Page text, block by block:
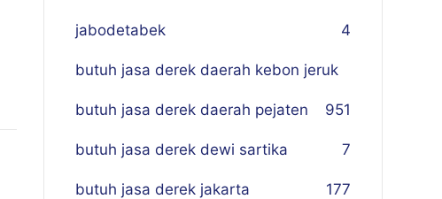
jabodetabek 4
butuh jasa derek daerah kebon jeruk
51
butuh jasa derek daerah pejaten 9
butuh jasa derek dewi sartika 7
butuh jasa derek jakarta 177